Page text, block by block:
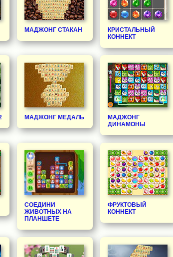
МАДЖОНГ СТАКАН
КРИСТАЛЬНЫЙ
КОННЕКТ
МАДЖОНГ МЕДАЛЬ
МАДЖОНГ
ДИНАМОНЫ
СОЕДИНИ
ЖИВОТНЫХ НА
ПЛАНШЕТЕ
ФРУКТОВЫЙ
КОННЕКТ